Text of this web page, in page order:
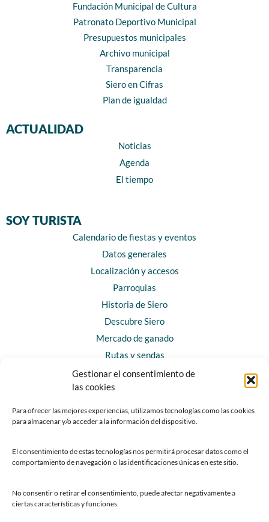
Gestionar el consentimiento de
las cookies
Para ofrecer las mejores experiencias, utilizamos tecnologías como las cookies
para almacenar y/o acceder a la información del dispositivo.
El consentimiento de estas tecnologías nos permitirá procesar datos como el
comportamiento de navegación o las identificaciones únicas en este sitio.
No consentir o retirar el consentimiento, puede afectar negativamente a
ciertas características y funciones.
Fundación Municipal de Cultura
Patronato Deportivo Municipal
Presupuestos municipales
Archivo municipal
Transparencia
Siero en Cifras
Plan de igualdad
ACTUALIDAD
Noticias
Agenda
El tiempo
SOY TURISTA
Calendario de fiestas y eventos
Datos generales
Localización y accesos
Parroquias
Historia de Siero
Descubre Siero
Mercado de ganado
Rutas y sendas
Horarios y contacto
Teléfonos de interés
Chatbot Siero
SEDES ELECTRÓNICAS
Sede del Ayuntamiento de Siero